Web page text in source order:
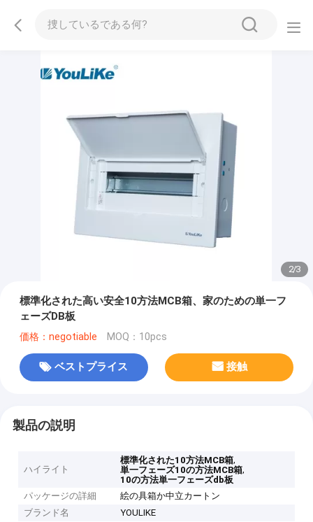
2/3
標準化された高い安全10方法MCB箱、家のための単一フ
ェーズDB板
価格：negotiable MOQ：10pcs
ベストプライス 接触
製品の説明
ハイライト
標準化された10方法MCB箱,
単一フェーズ10の方法MCB箱,
10の方法単一フェーズdb板
パッケージの詳細
絵の具箱か中立カートン
ブランド名
YOULIKE